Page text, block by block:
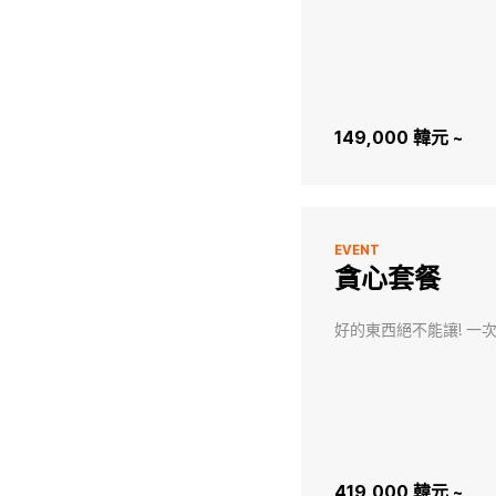
149,000 韓元 ~
EVENT
貪心套餐
好的東西絕不能讓! 一